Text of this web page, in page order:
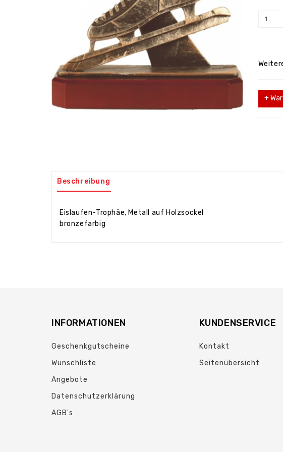
+
Beschreibung
Eislaufen-Trophäe, Metall auf Holzsockel
bronzefarbig
INFORMATIONEN
Geschenkgutscheine
Wunschliste
Angebote
Datenschutzerklärung
AGB's
KUNDENSERVICE
Kontakt
Seitenübersicht